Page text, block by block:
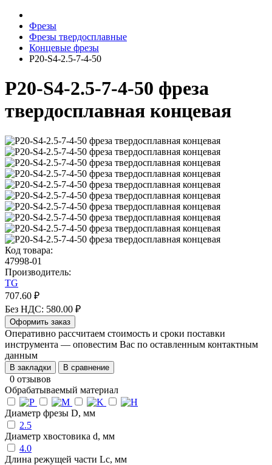
Фрезы
Фрезы твердосплавные
Концевые фрезы
P20-S4-2.5-7-4-50
P20-S4-2.5-7-4-50 фреза
твердосплавная концевая
Код товара:
47998-01
Производитель:
TG
707.60 ₽
Без НДС: 580.00 ₽
Оформить заказ
Оперативно рассчитаем стоимость и сроки поставки
инструмента — оповестим Вас по оставленным контактным
данным
В закладки В сравнение
0 отзывов
Обрабатываемый материал
Диаметр фрезы D, мм
2.5
Диаметр хвостовика d, мм
4.0
Длина режущей части Lc, мм